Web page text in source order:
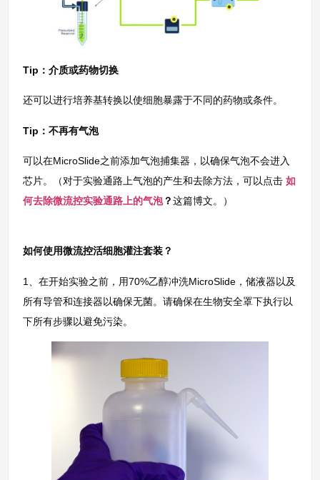
Tip：介质或药物切换
还可以进行培养基转换以使细胞暴露于不同的药物或条件。
Tip：不再有气泡
可以在MicroSlide之前添加气泡捕集器，以确保气泡不会进入
芯片。（对于实验通路上气泡的产生和去除方法，可以点击如
何去除微流控实验通路上的气泡？这篇博文。）
如何使用微流控活细胞灌注套装？
1、在开始实验之前，用70%乙醇冲洗MicroSlide，储液器以及
所有导管和连接器以确保无菌。请确保在生物安全罩下执行以
下所有步骤以避免污染。